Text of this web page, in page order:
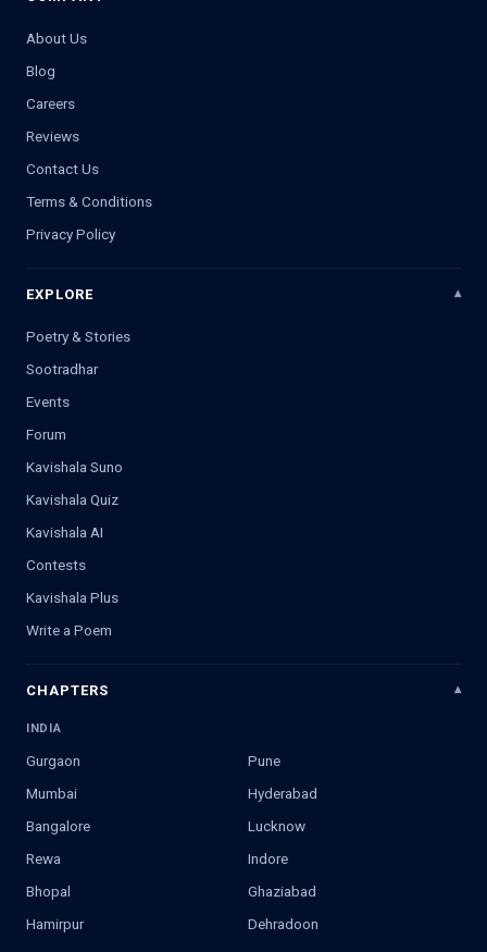
About Us
Blog
Careers
Reviews
Contact Us
Terms & Conditions
Privacy Policy
EXPLORE
Poetry & Stories
Sootradhar
Events
Forum
Kavishala Suno
Kavishala Quiz
Kavishala AI
Contests
Kavishala Plus
Write a Poem
CHAPTERS
INDIA
Gurgaon
Pune
Mumbai
Hyderabad
Bangalore
Lucknow
Rewa
Indore
Bhopal
Ghaziabad
Hamirpur
Dehradoon